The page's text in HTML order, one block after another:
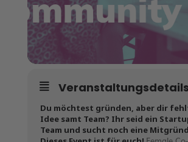
Veranstaltungsdetails
Du möchtest gründen, aber dir
Idee samt Team? Ihr seid ein
Team und sucht noch eine